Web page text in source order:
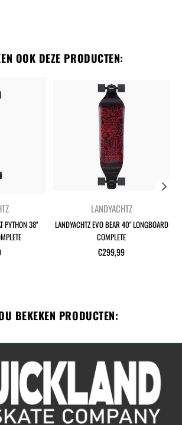
OOK DEZE PRODUCTEN:
PYTHON 38"
LANDYACHTZ
LANDYACHTZ EVO BEAR 40" LONGBOARD
COMPLETE
Normale
€299,99
BEKEKEN PRODUCTEN: